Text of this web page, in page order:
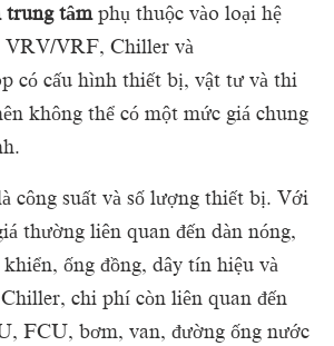
trung tâmphụ thuộc vào loại hệ
VRV/VRF, Chiller và
có cấu hình thiết bị, vật tư và thi
không thể có một mức giá chung
công suất và số lượng thiết bị. Với
thường liên quan đến dàn nóng,
ống đồng, dây tín hiệu và
chi phí còn liên quan đến
FCU, bơm, van, đường ống nước